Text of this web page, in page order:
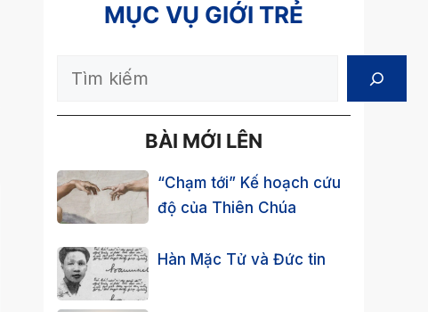
MỤC VỤ GIỚI TRẺ
Search
BÀI MỚI LÊN
“Chạm tới” Kế hoạch cứu
độ của Thiên Chúa
Hàn Mặc Tử và Đức tin